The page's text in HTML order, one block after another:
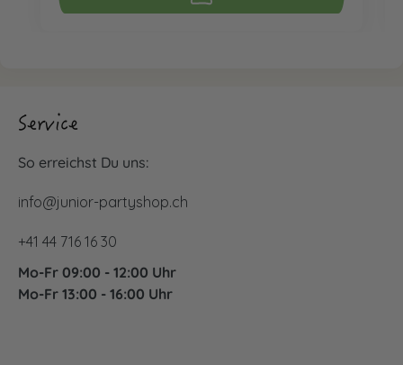
Service
So erreichst Du uns:
info@junior-partyshop.ch
+41 44 716 16 30
Mo-Fr 09:00 - 12:00 Uhr
Mo-Fr 13:00 - 16:00 Uhr